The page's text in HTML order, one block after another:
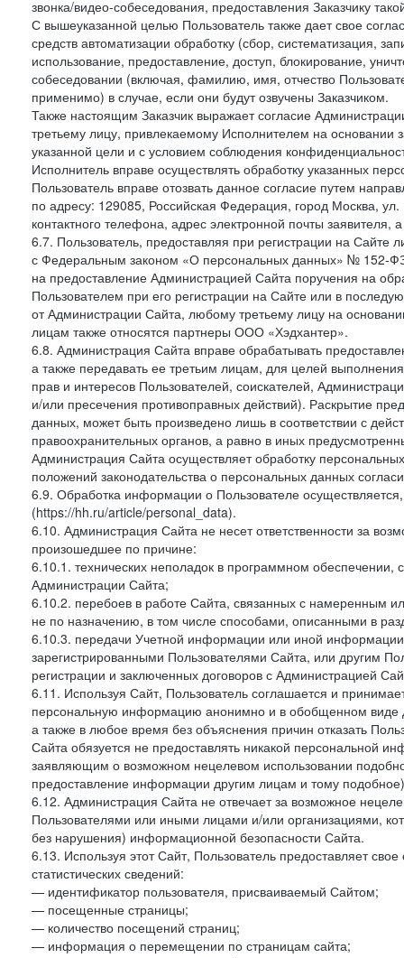
звонка/видео-собеседования, предоставления Заказчику
С вышеуказанной целью Пользователь также дает свое
средств автоматизации обработку (сбор, систематизация,
использование, предоставление, доступ, блокирование,
собеседовании (включая, фамилию, имя, отчество
применимо) в случае, если они будут озвучены Заказчиком.
Также настоящим Заказчик выражает согласие
третьему лицу, привлекаемому Исполнителем на основании
указанной цели и с условием соблюдения
Исполнитель вправе осуществлять обработку указанных
Пользователь вправе отозвать данное согласие путем
по адресу: 129085, Российская Федерация, город Москва,
контактного телефона, адрес электронной почты
6.7. Пользователь, предоставляя при регистрации на
с Федеральным законом «О персональных данных» № 152-
на предоставление Администрацией Сайта поручения на
Пользователем при его регистрации на Сайте или в
от Администрации Сайта, любому третьему лицу на
лицам также относятся партнеры ООО «Хэдхантер».
6.8. Администрация Сайта вправе обрабатывать
а также передавать ее третьим лицам, для целей
прав и интересов Пользователей, соискателей,
и/или пресечения противоправных действий). Раскрытие
данных, может быть произведено лишь в соответствии с
правоохранительных органов, а равно в иных
Администрация Сайта осуществляет обработку
положений законодательства о персональных данных
6.9. Обработка информации о Пользователе
(https://hh.ru/article/personal_data).
6.10. Администрация Сайта не несет ответственности за
произошедшее по причине:
6.10.1. технических неполадок в программном
Администрации Сайта;
6.10.2. перебоев в работе Сайта, связанных с намеренным
не по назначению, в том числе способами, описанными в
6.10.3. передачи Учетной информации или иной
зарегистрированными Пользователями Сайта, или другим
регистрации и заключенных договоров с Администрацией
6.11. Используя Сайт, Пользователь соглашается и
персональную информацию анонимно и в обобщенном виде
а также в любое время без объяснения причин отказать
Сайта обязуется не предоставлять никакой персональной
заявляющим о возможном нецелевом использовании
предоставление информации другим лицам и тому
6.12. Администрация Сайта не отвечает за возможное
Пользователями или иными лицами и/или организациями,
без нарушения) информационной безопасности Сайта.
6.13. Используя этот Сайт, Пользователь предоставляет
статистических сведений:
— идентификатор пользователя, присваиваемый Сайтом;
— посещенные страницы;
— количество посещений страниц;
— информация о перемещении по страницам сайта;